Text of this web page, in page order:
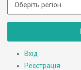
Вхід
Реєстрація